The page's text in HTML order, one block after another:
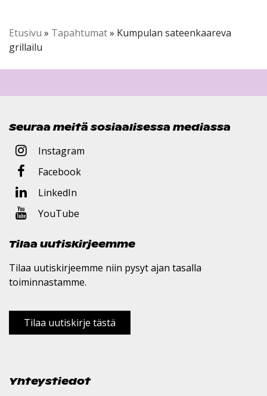
Etusivu » Tapahtumat» Kumpulan sateenkaareva
grillailu
Seuraa meitä sosiaalisessa mediassa
Instagram
Facebook
LinkedIn
YouTube
Tilaa uutiskirjeemme
Tilaa uutiskirjeemme niin pysyt ajan tasalla
toiminnastamme.
Tilaa uutiskirje tästä
Yhteystiedot